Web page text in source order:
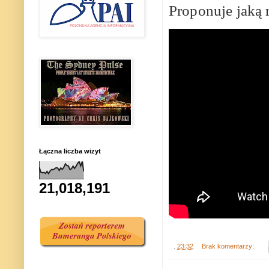
Proponuje jaką
23:32 Brak komentarzy:
Łączna liczba wizyt
21,018,191